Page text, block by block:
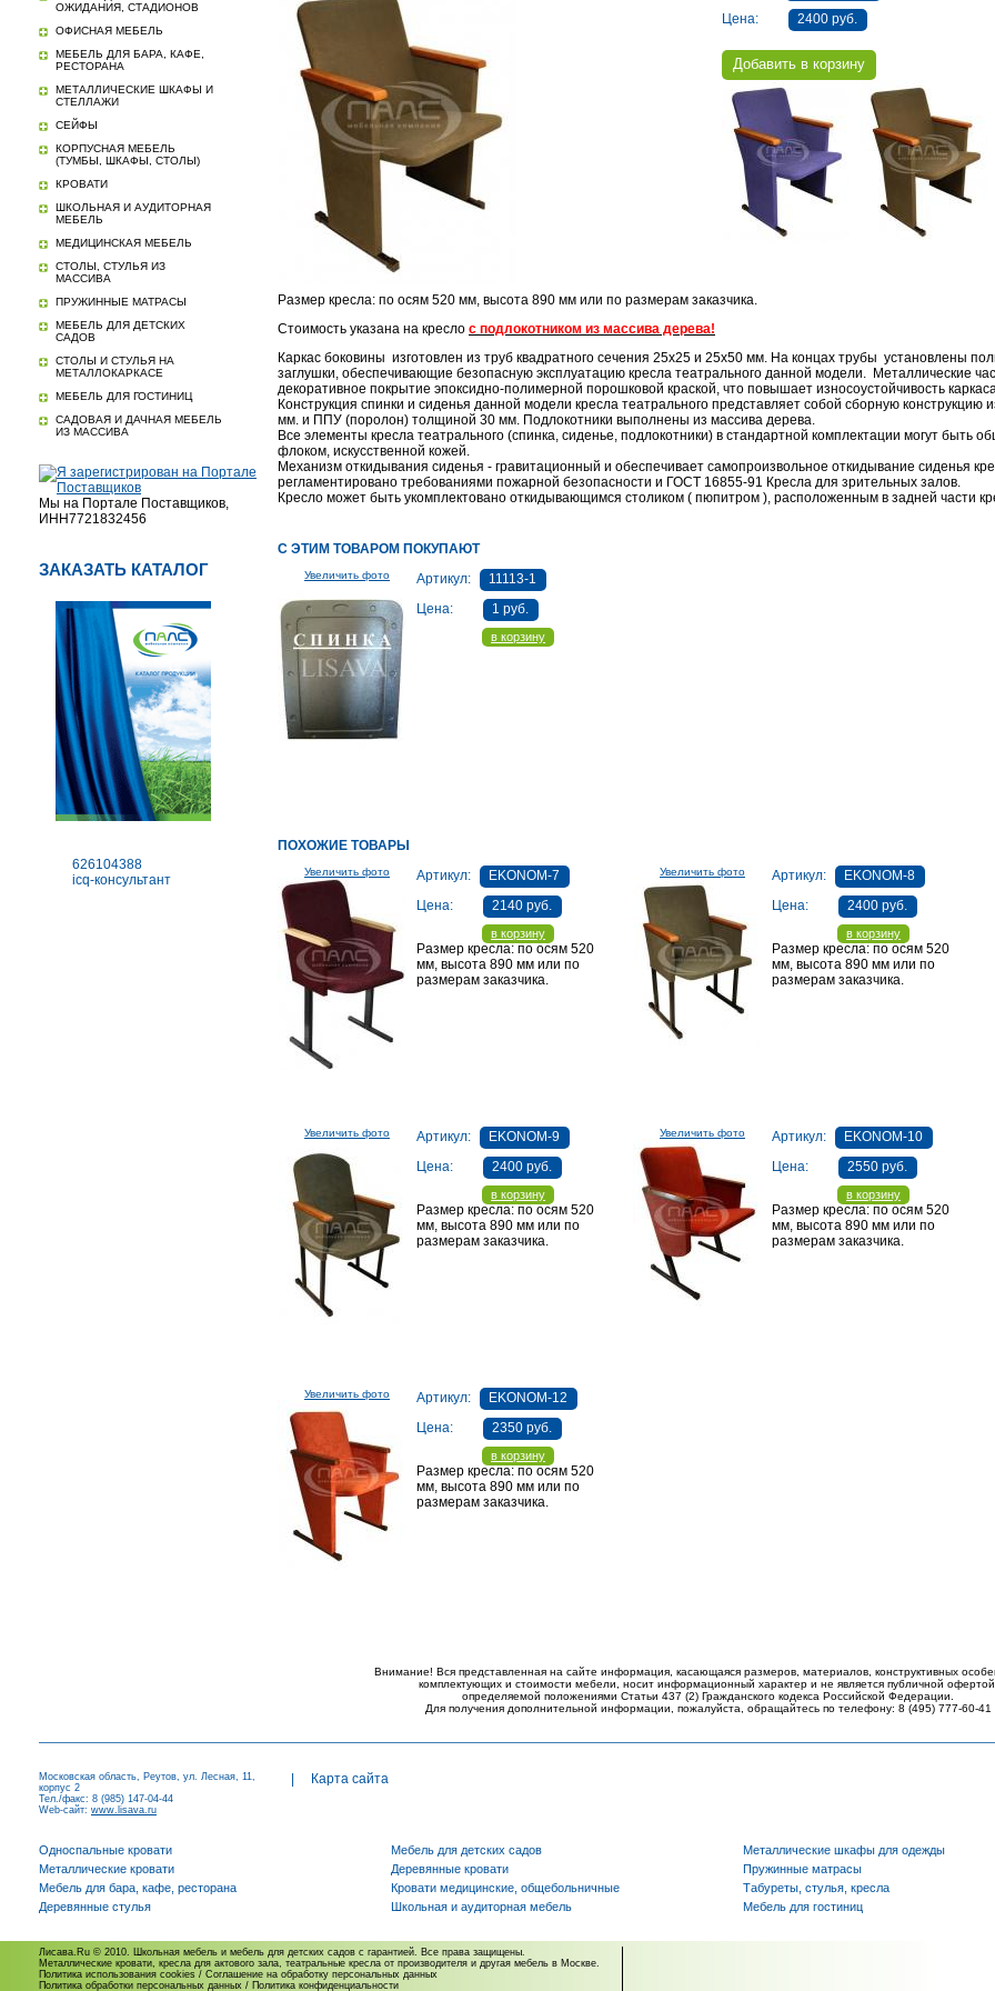
ОЖИДАНИЯ, СТАДИОНОВ
ОФИСНАЯ МЕБЕЛЬ
МЕБЕЛЬ ДЛЯ БАРА, КАФЕ,
РЕСТОРАНА
МЕТАЛЛИЧЕСКИЕ ШКАФЫ И
СТЕЛЛАЖИ
СЕЙФЫ
КОРПУСНАЯ МЕБЕЛЬ
(ТУМБЫ, ШКАФЫ, СТОЛЫ)
КРОВАТИ
ШКОЛЬНАЯ И АУДИТОРНАЯ
МЕБЕЛЬ
МЕДИЦИНСКАЯ МЕБЕЛЬ
СТОЛЫ, СТУЛЬЯ ИЗ
МАССИВА
ПРУЖИННЫЕ МАТРАСЫ
МЕБЕЛЬ ДЛЯ ДЕТСКИХ
САДОВ
СТОЛЫ И СТУЛЬЯ НА
МЕТАЛЛОКАРКАСЕ
МЕБЕЛЬ ДЛЯ ГОСТИНИЦ
САДОВАЯ И ДАЧНАЯ МЕБЕЛЬ
ИЗ МАССИВА
Мы на Портале Поставщиков,
ИНН7721832456
ЗАКАЗАТЬ КАТАЛОГ
626104388
icq-консультант
Цена: 2400 руб.
Размер кресла: по осям 520 мм, высота 890 мм или по размерам заказчика.
Стоимость указана на кресло с подлокотником из массива дерева!
Каркас боковины изготовлен из труб квадратного сечения 25х25 и 25х50 мм. На концах трубы установлены
заглушки, обеспечивающие безопасную эксплуатацию кресла театрального данной модели. Металлические
декоративное покрытие эпоксидно-полимерной порошковой краской, что повышает износоустойчивость
Конструкция спинки и сиденья данной модели кресла театрального представляет собой сборную
мм. и ППУ (поролон) толщиной 30 мм. Подлокотники выполнены из массива дерева.
Все элементы кресла театрального (спинка, сиденье, подлокотники) в стандартной комплектации могут быть
флоком, искусственной кожей.
Механизм откидывания сиденья - гравитационный и обеспечивает самопроизвольное откидывание сиденья
регламентировано требованиями пожарной безопасности и ГОСТ 16855-91 Кресла для зрительных залов.
Кресло может быть укомплектовано откидывающимся столиком ( пюпитром ), расположенным в задней части
С ЭТИМ ТОВАРОМ ПОКУПАЮТ
Увеличить фото Артикул:
11113-1
Цена:
1 руб.
в корзину
ПОХОЖИЕ ТОВАРЫ
Увеличить фото Артикул:
EKONOM-7
Цена:
2140 руб.
в корзину
Размер кресла: по осям 520
мм, высота 890 мм или по
размерам заказчика.
Увеличить фото Артикул:
EKONOM-8
Цена:
2400 руб.
в корзину
Размер кресла: по осям 520
мм, высота 890 мм или по
размерам заказчика.
Увеличить фото Артикул:
EKONOM-9
Цена:
2400 руб.
в корзину
Размер кресла: по осям 520
мм, высота 890 мм или по
размерам заказчика.
Увеличить фото Артикул:
EKONOM-10
Цена:
2550 руб.
в корзину
Размер кресла: по осям 520
мм, высота 890 мм или по
размерам заказчика.
Увеличить фото Артикул:
EKONOM-12
Цена:
2350 руб.
в корзину
Размер кресла: по осям 520
мм, высота 890 мм или по
размерам заказчика.
Внимание! Вся представленная на сайте информация, касающаяся размеров, материалов, конструктивных
комплектующих и стоимости мебели, носит информационный характер и не является публичной офертой,
определяемой положениями Статьи 437 (2) Гражданского кодекса Российской Федерации.
Для получения дополнительной информации, пожалуйста, обращайтесь по телефону: 8 (495) 777-60-41
Московская область, Реутов, ул. Лесная, 11,
корпус 2
Тел./факс: 8 (985) 147-04-44
Web-сайт: www.lisava.ru
Карта сайта
Односпальные кровати
Металлические кровати
Мебель для бара, кафе, ресторана
Деревянные стулья
Мебель для детских садов
Деревянные кровати
Кровати медицинские, общебольничные
Школьная и аудиторная мебель
Металлические шкафы для одежды
Пружинные матрасы
Табуреты, стулья, кресла
Мебель для гостиниц
Лисава.Ru © 2010. Школьная мебель и мебель для детских садов с гарантией. Все права защищены.
Металлические кровати, кресла для актового зала, театральные кресла от производителя и другая мебель в Москве.
Политика использования cookies / Соглашение на обработку персональных данных
Политика обработки персональных данных / Политика конфиденциальности